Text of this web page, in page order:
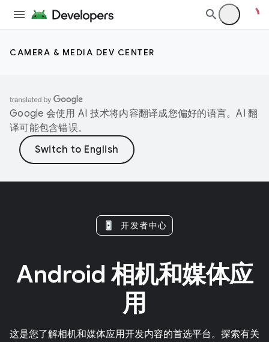
CAMERA & MEDIA DEV CENTER
Google 会使用 AI 技术将内容翻译成您偏好的语言。AI 翻
译可能包含错误。
开发者中心
Android 相机和媒体应
用
这是您了解相机和媒体应用开发内容的首选平台。探索有关